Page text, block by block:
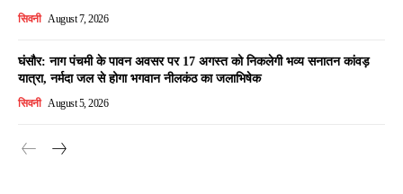
सिवनी August 7, 2026
घंसौर: नाग पंचमी के पावन अवसर पर 17 अगस्त को निकलेगी भव्य सनातन कांवड़
यात्रा, नर्मदा जल से होगा भगवान नीलकंठ का जलाभिषेक
सिवनी August 5, 2026